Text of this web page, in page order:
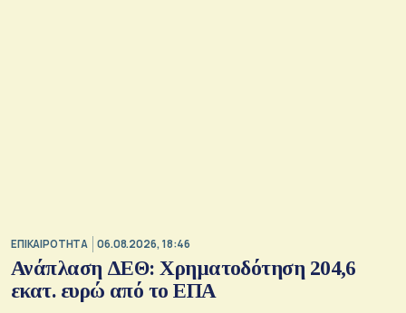
ΕΠΙΚΑΙΡΟΤΗΤΑ 06.08.2026, 18:46
Ανάπλαση ΔΕΘ: Χρηματοδότηση 204,6
εκατ. ευρώ από το ΕΠΑ